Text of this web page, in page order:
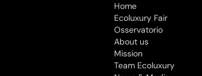
Home
Ecoluxury Fair
Osservatorio
About us
Mission
Team Ecoluxury